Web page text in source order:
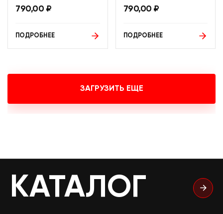
790,00 ₽
ПОДРОБНЕЕ
790,00 ₽
ПОДРОБНЕЕ
ЗАГРУЗИТЬ ЕЩЕ
КАТАЛОГ